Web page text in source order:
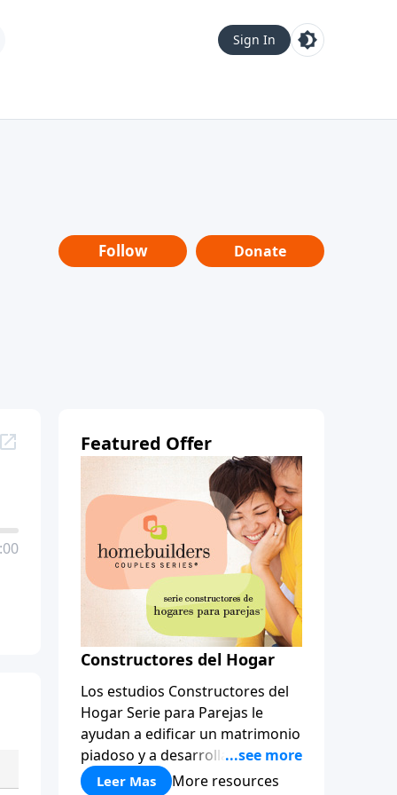
Sign In
Follow Donate
Featured Offer
Constructores del Hogar
Los estudios Constructores del
Hogar Serie para Parejas le
ayudan a edificar un matrimonio
piadoso y a desarrollar
amistades que duren para toda
Leer Mas More resources